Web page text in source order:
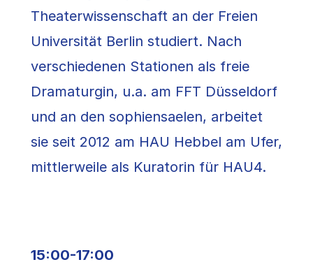
Theaterwissenschaft an der Freien
Universität Berlin studiert. Nach
verschiedenen Stationen als freie
Dramaturgin, u.a. am FFT Düsseldorf
und an den sophiensaelen, arbeitet
sie seit 2012 am HAU Hebbel am Ufer,
mittlerweile als Kuratorin für HAU4.
15:00-17:00